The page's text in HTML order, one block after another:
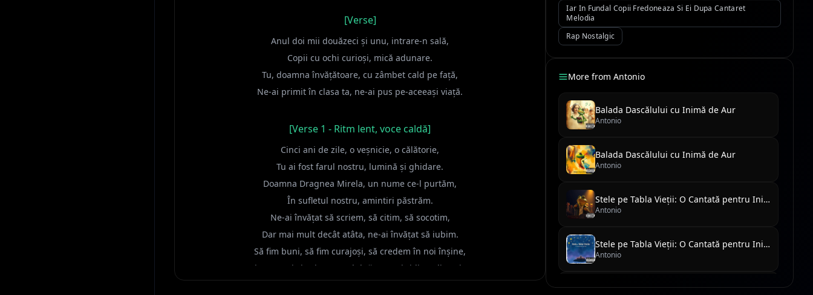
[Verse]
Anul doi mii douăzeci și unu, intrare-n sală,
Copii cu ochi curioși, mică adunare.
Tu, doamna învățătoare, cu zâmbet cald pe față,
Ne-ai primit în clasa ta, ne-ai pus pe-aceeași viață.
[Verse 1 - Ritm lent, voce caldă]
Cinci ani de zile, o veșnicie, o călătorie,
Tu ai fost farul nostru, lumină și ghidare.
Doamna Dragnea Mirela, un nume ce-l purtăm,
În sufletul nostru, amintiri păstrăm.
Ne-ai învățat să scriem, să citim, să socotim,
Dar mai mult decât atâta, ne-ai învățat să iubim.
Să fim buni, să fim curajoși, să credem în noi înșine,
Prin povești și prin exemplul tău, ne-ai ridicat din ruine.
Iar In Fundal Copii Fredoneaza Si Ei Dupa Cantaret
Melodia
Rap Nostalgic
More fromAntonio
Balada Dascălului cu Inimă de Aur
Antonio
Balada Dascălului cu Inimă de Aur
Antonio
Stele pe Tabla Vieții: O Cantată pentru Inimi Mari
Antonio
Stele pe Tabla Vieții: O Cantată pentru Inimi Mari
Antonio
De la Zero în Santa Sombra: Asfaltul Vorbește